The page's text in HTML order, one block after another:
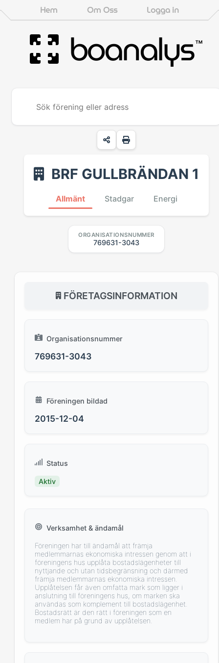
Hem Om Oss Logga in
boanalys™
BRF GULLBRÄNDAN 1
Allmänt Stadgar Energi
ORGANISATIONSNUMMER
769631-3043
FÖRETAGSINFORMATION
Organisationsnummer
769631-3043
Föreningen bildad
2015-12-04
Status
Aktiv
Verksamhet & ändamål
Föreningen har till ändamål att främja
medlemmarnas ekonomiska intressen genom att i
föreningens hus upplåta bostadslägenheter till
nyttjande och utan tidsbegränsning och därmed
främja medlemmarnas ekonomiska intressen.
Upplåtelsen får även omfatta mark som ligger i
anslutning till föreningens hus, om marken ska
användas som komplement till bostadslägenhet.
Bostadsrätt är den rätt i föreningen som en
medlem har på grund av upplåtelsen.